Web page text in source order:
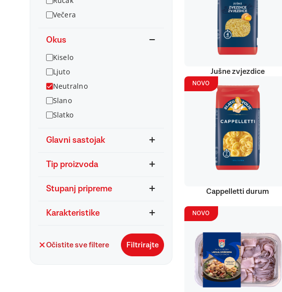
Večera
Okus
Kiselo
Ljuto
Neutralno
Slano
Slatko
Glavni sastojak
Tip proizvoda
Stupanj pripreme
Karakteristike
Očistite sve filtere Filtrirajte
Jušne zvjezdice
NOVO
Cappelletti durum
NOVO